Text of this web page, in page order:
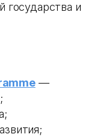
государства и
—